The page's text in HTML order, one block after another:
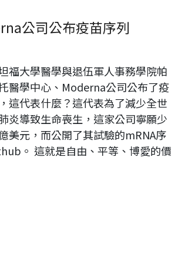
公司公布疫苗序列
福大學醫學與退伍軍人事務學院帕
醫學中心、Moderna公司公布了疫
這代表什麼？這代表為了減少全世
炎導致生命喪生，這家公司寧願少
美元，而公開了其試驗的mRNA序
。 這就是自由、平等、博愛的價